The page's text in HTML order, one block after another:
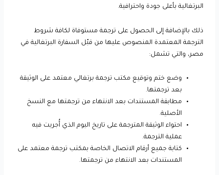
البرتغالية بأعلى جودة واحترافية.
ذلك بالإضافة إلى الحصول على ترجمة مستوفاة لكافة شروط
الترجمة المعتمدة المنصوص عليها من قبّل السفارة البرتغالية في
مصر، والتي تشمل:
وضع ختم وتوقيع مكتب ترجمة برتغالي معتمد على الوثيقة
بعد ترجمتها.
مطابقة المستندات بعد الانتهاء من ترجمتها مع النسخ
الأصلية.
احتواء الوثيقة المترجمة على تاريخ اليوم الذي أُجريت فيه
عملية الترجمة.
كتابة جميع أرقام الاتصال الخاصة بمكتب ترجمة معتمد على
المستندات بعد الانتهاء من ترجمتها.